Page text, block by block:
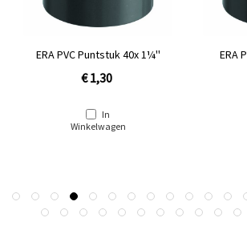
ERA PVC Puntstuk 40x 1¼''
€ 1,30
In
Winkelwagen
ERA